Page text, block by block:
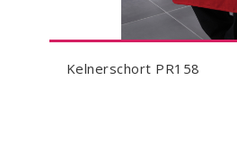
Kelnerschort PR158